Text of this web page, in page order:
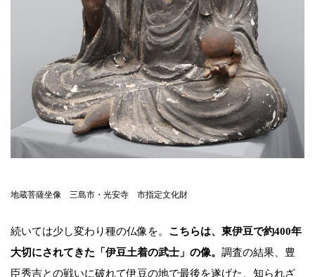
地蔵菩薩坐像 三島市・光安寺 市指定文化財
続いては少し変わり種の仏像を。 こちらは、東伊豆で約400年
大切にされてきた「伊豆土着の武士」の像。 調査の結果、豊
臣秀吉との戦いに破れて伊豆の地で最後を遂げた、知られざ